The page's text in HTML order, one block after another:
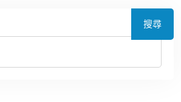
搜尋